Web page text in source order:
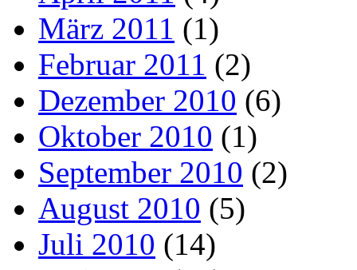
März 2011 (1)
Februar 2011 (2)
Dezember 2010 (6)
Oktober 2010 (1)
September 2010 (2)
August 2010 (5)
Juli 2010 (14)